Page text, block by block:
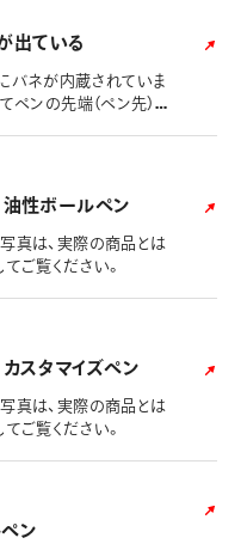
出ている
バネが内蔵されていま
ンの先端（ペン先）
、ボールが外れてし
ら現れ「ペンの中に針
合がございます。
油性ボールペン
真は、実際の商品とは
ご覧ください。
スタマイズペン
真は、実際の商品とは
ご覧ください。
ン